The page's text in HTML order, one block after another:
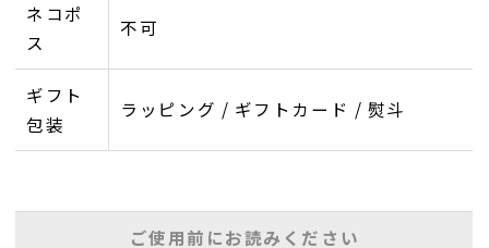
ネコポ
ス
不可
ギフト
包装
ラッピング / ギフトカード / 熨斗
ご使用前にお読みください